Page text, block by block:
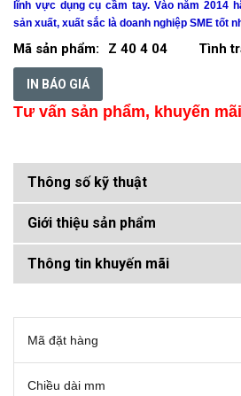
lĩnh vực dụng cụ cầm tay. Vào năm 2014
sản xuất, xuất sắc là doanh nghiệp SME tốt
Mã sản phẩm: Z 40 4 04 Tình
IN BÁO GIÁ
Tư vấn sản phẩm, khuyến
Thông số kỹ thuật
Giới thiệu sản phẩm
Thông tin khuyến mãi
Mã đặt hàng
Chiều dài mm